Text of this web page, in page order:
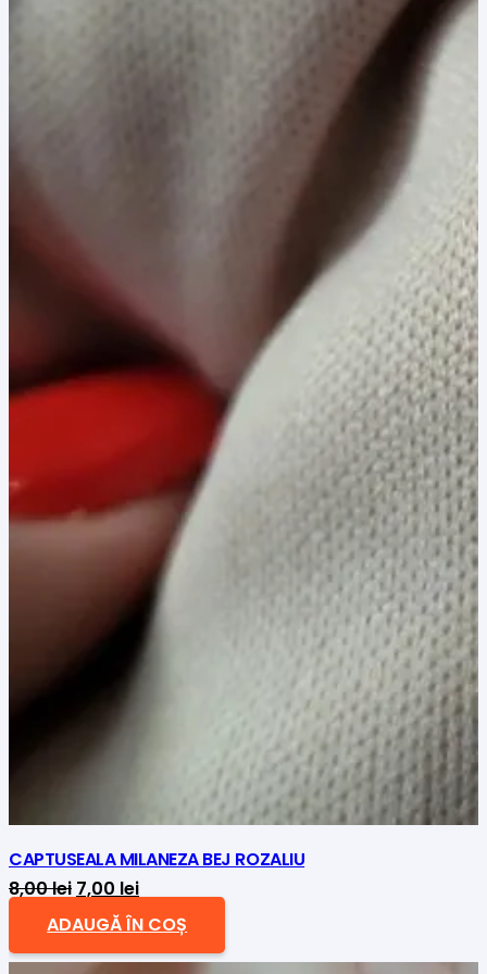
CAPTUSEALA MILANEZA BEJ ROZALIU
8,00lei Prețul
inițial
a
7,00 leiPrețul
curent
este:
ADAUGĂ ÎN COȘ